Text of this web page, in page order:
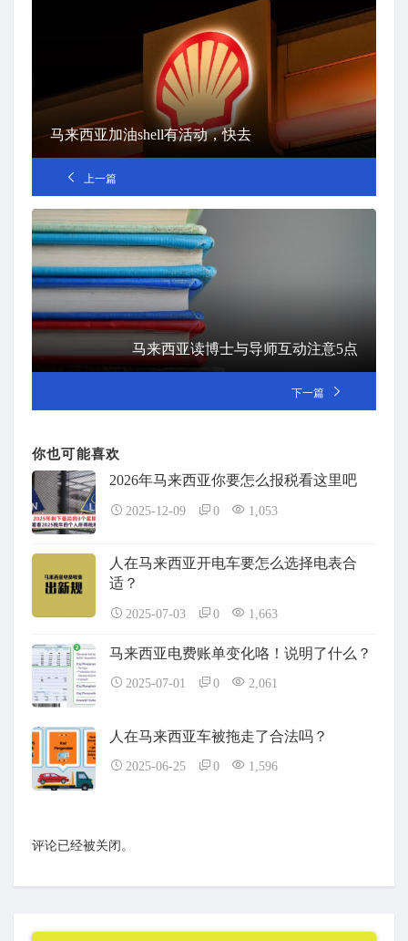
马来西亚加油shell有活动，快去
上一篇
马来西亚读博士与导师互动注意5点
下一篇
你也可能喜欢
2026年马来西亚你要怎么报税看这里吧
2025-12-09 0 1,053
人在马来西亚开电车要怎么选择电表合
适？
2025-07-03 0 1,663
马来西亚电费账单变化咯！说明了什么？
2025-07-01 0 2,061
人在马来西亚车被拖走了合法吗？
2025-06-25 0 1,596
评论已经被关闭。